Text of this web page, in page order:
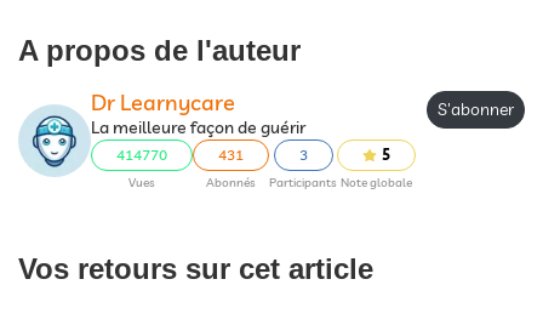
A propos de l'auteur
Dr Learnycare
La meilleure façon de guérir
414770
Vues
431
Abonnés
3
Participants
5
Note globale
S'abonner
Vos retours sur cet article